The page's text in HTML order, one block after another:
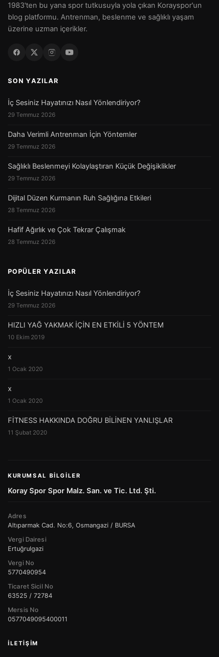
1983'ten bu yana spor tutkusuyla yola çıkan Korayspor'un
blog platformu. Antrenman, beslenme ve sağlıklı yaşam
üzerine uzman içerikler.
SON YAZILAR
İç Sesiniz Hayatınızı Nasıl Yönlendiriyor?
29 Temmuz 2026
Daha Verimli Antrenman İçin Yöntemler
29 Temmuz 2026
Sağlıklı Beslenmeyi Kolaylaştıran Küçük Değişiklikler
29 Temmuz 2026
Dijital Düzen Kurmanın Ruh Sağlığına Etkileri
28 Temmuz 2026
Hafif Ağırlık ve Çok Tekrar Çalışmak
28 Temmuz 2026
POPÜLER YAZILAR
İç Sesiniz Hayatınızı Nasıl Yönlendiriyor?
29 Temmuz 2026
HIZLI YAĞ YAKMAK İÇİN EN ETKİLİ 5 YÖNTEM
10 Ekim 2019
x
1 Ocak 2020
x
1 Ocak 2020
FİTNESS HAKKINDA DOĞRU BİLİNEN YANLIŞLAR
11 Şubat 2020
KURUMSAL BILGILER
Koray Spor Spor Malz. San. ve Tic. Ltd. Şti.
Adres
Altıparmak Cad. No:6, Osmangazi / BURSA
Vergi Dairesi
Ertuğrulgazi
Vergi No
5770490954
Ticaret Sicil No
63525 / 72784
Mersis No
0577049095400011
İLETIŞIM